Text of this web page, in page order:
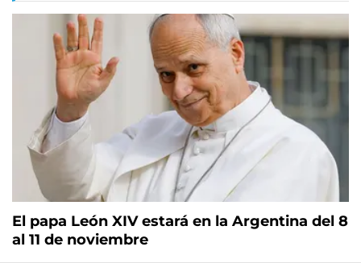
El papa León XIV estará en la Argentina del 8
al 11 de noviembre